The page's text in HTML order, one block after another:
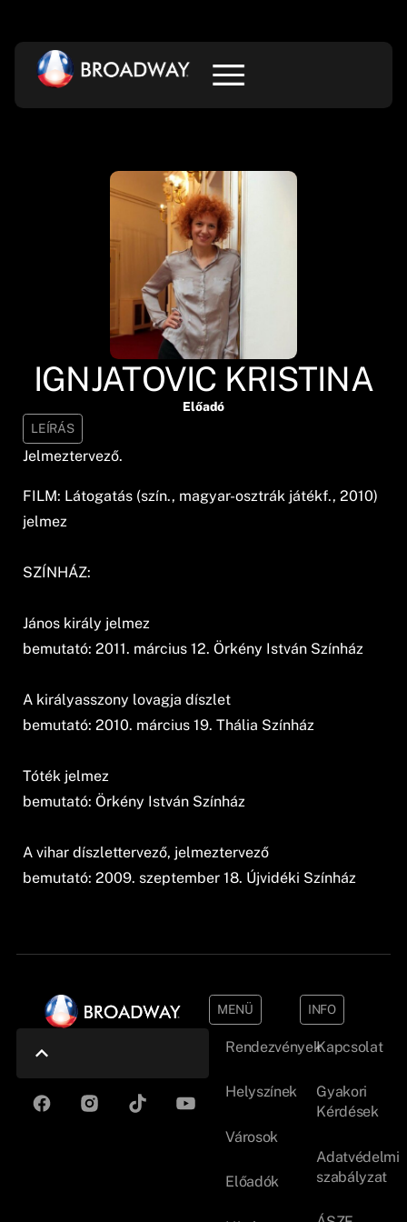
IGNJATOVIC KRISTINA
Előadó
LEÍRÁS
Jelmeztervező.
FILM: Látogatás (szín., magyar-osztrák játékf., 2010)
jelmez
SZÍNHÁZ:
János király jelmez
bemutató: 2011. március 12. Örkény István Színház
A királyasszony lovagja díszlet
bemutató: 2010. március 19. Thália Színház
Tóték jelmez
bemutató: Örkény István Színház
A vihar díszlettervező, jelmeztervező
bemutató: 2009. szeptember 18. Újvidéki Színház
MENÜ
Rendezvények
Helyszínek
Városok
Előadók
INFO
Kapcsolat
Gyakori
Kérdések
Adatvédelmi
szabályzat